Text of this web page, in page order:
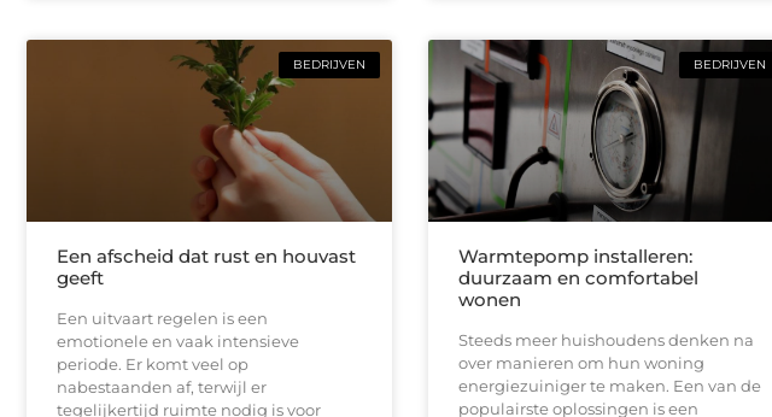
BEDRIJVEN
Een afscheid dat rust en houvast
geeft
Een uitvaart regelen is een
emotionele en vaak intensieve
periode. Er komt veel op
nabestaanden af, terwijl er
tegelijkertijd ruimte nodig is voor
BEDRIJVEN
Warmtepomp installeren:
duurzaam en comfortabel
wonen
Steeds meer huishoudens denken na
over manieren om hun woning
energiezuiniger te maken. Een van de
populairste oplossingen is een